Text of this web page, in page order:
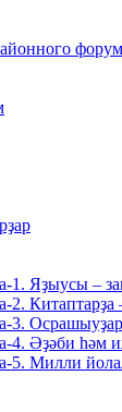
1. Яҙыусы –
2.
3.
4. Әҙәби һәм
5. Милли